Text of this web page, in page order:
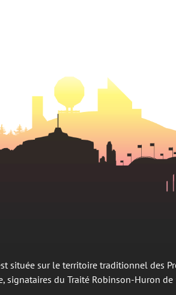
située sur le territoire traditionnel des
signataires du Traité Robinson-Huron de